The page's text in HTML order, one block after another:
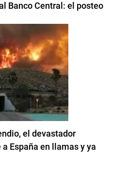
Banco Central: el posteo
el devastador
España en llamas y ya